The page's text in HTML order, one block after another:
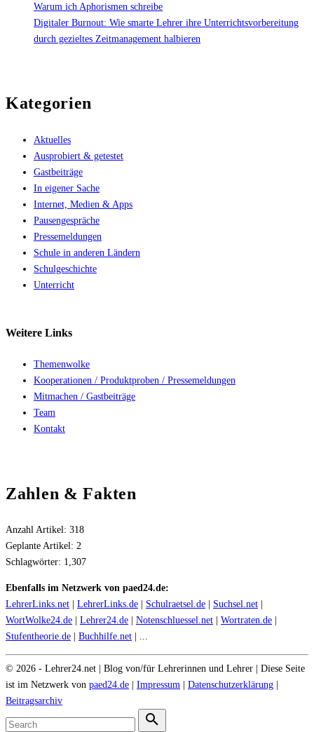
Warum ich Aphorismen schreibe
Digitaler Burnout: Wie smarte Lehrer ihre Unterrichtsvorbereitung
durch gezieltes Zeitmanagement halbieren
Kategorien
Aktuelles
Ausprobiert & getestet
Gastbeiträge
In eigener Sache
Internet, Medien & Apps
Pausengespräche
Pressemeldungen
Schule in anderen Ländern
Schulgeschichte
Unterricht
Weitere Links
Themenwolke
Kooperationen / Produktproben / Pressemeldungen
Mitmachen / Gastbeiträge
Team
Kontakt
Zahlen & Fakten
Anzahl Artikel: 318
Geplante Artikel: 2
Schlagwörter: 1,307
Ebenfalls im Netzwerk von paed24.de:
LehrerLinks.net
LehrerLinks.de Schulraetsel.de Suchsel.net
WortWolke24.de
Lehrer24.de Notenschluessel.net Wortraten.de
Stufentheorie.de
Buchhilfe.net | ...
© 2026 - Lehrer24.net | Blog von/für Lehrerinnen und Lehrer | Diese Seite
ist im Netzwerk von paed24.de Impressum Datenschutzerklärung
Beitragsarchiv